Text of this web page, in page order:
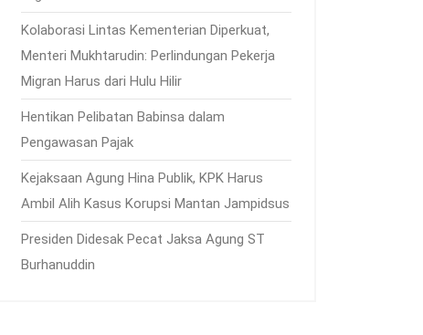
Kolaborasi Lintas Kementerian Diperkuat,
Menteri Mukhtarudin: Perlindungan Pekerja
Migran Harus dari Hulu Hilir
Hentikan Pelibatan Babinsa dalam
Pengawasan Pajak
Kejaksaan Agung Hina Publik, KPK Harus
Ambil Alih Kasus Korupsi Mantan Jampidsus
Presiden Didesak Pecat Jaksa Agung ST
Burhanuddin